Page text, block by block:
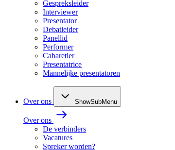
Gespreksleider
Interviewer
Presentator
Debatleider
Panellid
Performer
Cabaretier
Presentatrice
Mannelijke presentatoren
Over ons ShowSubMenu
Over ons
De verbinders
Vacatures
Spreker worden?